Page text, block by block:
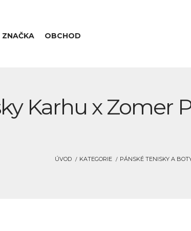
ZNAČKA OBCHOD
Karhu x Zomer
ÚVOD KATEGORIE PÁNSKÉ TENISKY A